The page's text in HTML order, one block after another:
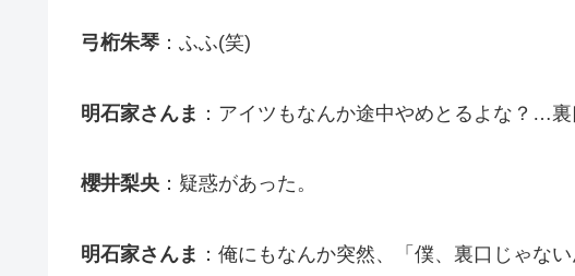
弓桁朱琴 ：ふふ(笑)
明石家さんま ：アイツもなんか途中やめとるよな？…
櫻井梨央 ：疑惑があった。
明石家さんま ：俺にもなんか突然、「僕、裏口じゃな